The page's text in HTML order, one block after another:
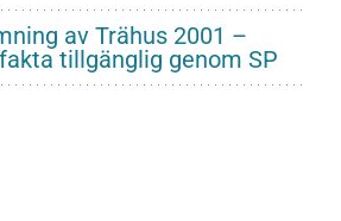
av Trähus 2001 –
tillgänglig genom SP